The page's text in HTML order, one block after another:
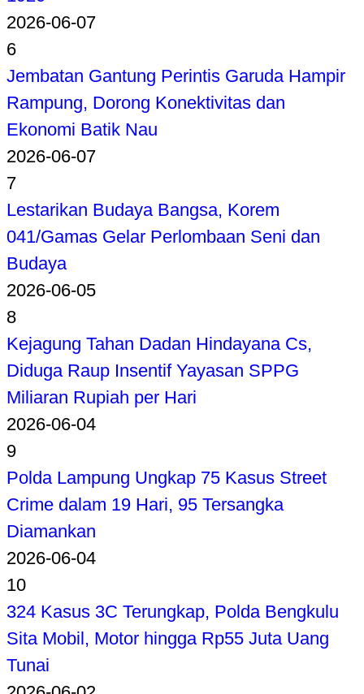
2026-06-07
6
Jembatan Gantung Perintis Garuda Hampir
Rampung, Dorong Konektivitas dan
Ekonomi Batik Nau
2026-06-07
7
Lestarikan Budaya Bangsa, Korem
041/Gamas Gelar Perlombaan Seni dan
Budaya
2026-06-05
8
Kejagung Tahan Dadan Hindayana Cs,
Diduga Raup Insentif Yayasan SPPG
Miliaran Rupiah per Hari
2026-06-04
9
Polda Lampung Ungkap 75 Kasus Street
Crime dalam 19 Hari, 95 Tersangka
Diamankan
2026-06-04
10
324 Kasus 3C Terungkap, Polda Bengkulu
Sita Mobil, Motor hingga Rp55 Juta Uang
Tunai